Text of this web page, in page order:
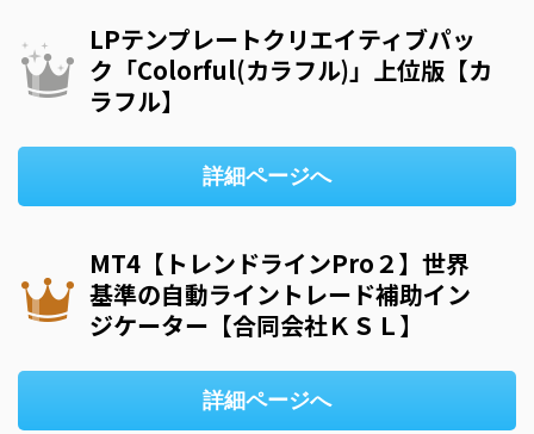
LPテンプレートクリエイティブパッ
ク「Colorful(カラフル)」上位版【カ
ラフル】
詳細ページへ
MT4【トレンドラインPro２】世界
基準の自動ライントレード補助イン
ジケーター【合同会社ＫＳＬ】
詳細ページへ